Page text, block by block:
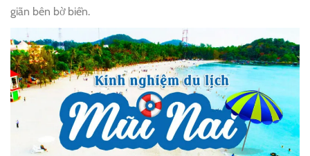
giãn bên bờ biển.